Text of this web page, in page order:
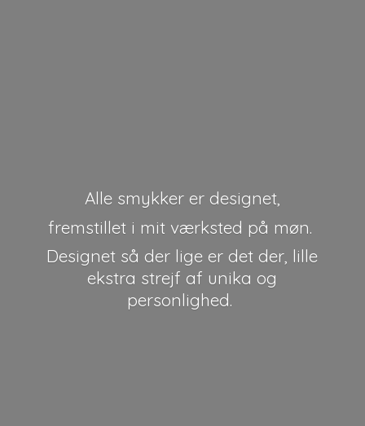
Alle smykker er designet,
fremstillet i mit værksted på møn.
Designet så der lige er det der, lille
ekstra strejf af unikaog
personlighed.